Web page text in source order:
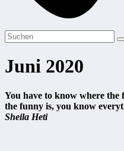
Juni 2020
You have to know where
the funny is, you know
Sheila Heti